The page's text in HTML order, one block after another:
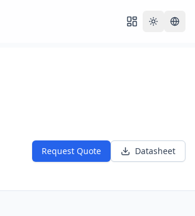
Toggle
Request Quote Datasheet